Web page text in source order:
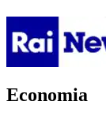
Economia